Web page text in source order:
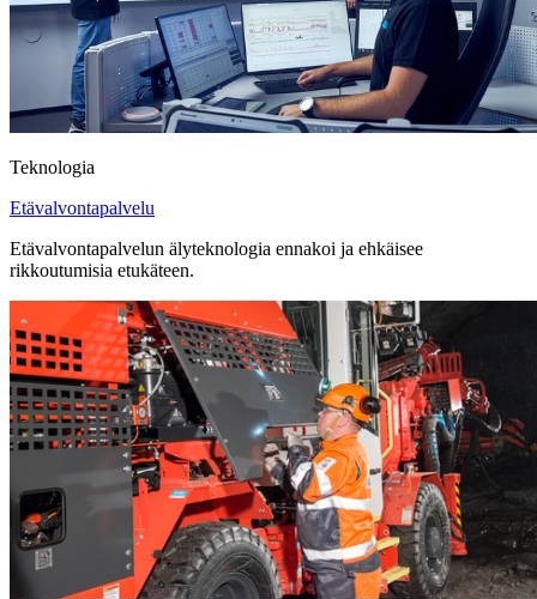
Teknologia
Etävalvontapalvelu
Etävalvontapalvelun älyteknologia ennakoi ja ehkäisee
rikkoutumisia etukäteen.